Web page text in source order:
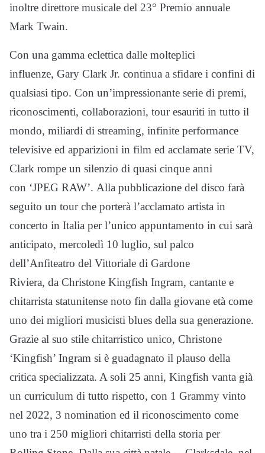
inoltre direttore musicale del 23° Premio annuale
Mark Twain.
Con una gamma eclettica dalle molteplici
influenze, Gary Clark Jr. continua a sfidare i confini di
qualsiasi tipo. Con un’impressionante serie di premi,
riconoscimenti, collaborazioni, tour esauriti in tutto il
mondo, miliardi di streaming, infinite performance
televisive ed apparizioni in film ed acclamate serie TV,
Clark rompe un silenzio di quasi cinque anni
con ‘JPEG RAW’. Alla pubblicazione del disco farà
seguito un tour che porterà l’acclamato artista in
concerto in Italia per l’unico appuntamento in cui sarà
anticipato, mercoledì 10 luglio, sul palco
dell’Anfiteatro del Vittoriale di Gardone
Riviera, da Christone Kingfish Ingram, cantante e
chitarrista statunitense noto fin dalla giovane età come
uno dei migliori musicisti blues della sua generazione.
Grazie al suo stile chitarristico unico, Christone
‘Kingfish’ Ingram si è guadagnato il plauso della
critica specializzata. A soli 25 anni, Kingfish vanta già
un curriculum di tutto rispetto, con 1 Grammy vinto
nel 2022, 3 nomination ed il riconoscimento come
uno tra i 250 migliori chitarristi della storia per